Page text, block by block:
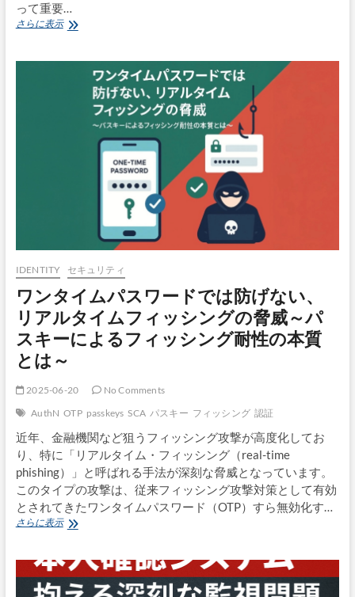
って重要…
さらに表示英
王
が
裁
可：
ジ
タ
ア
デ
ン
ィ
テ
の
大
き
な
IDENTITY セキュリティ
ワンタイムパスワードでは防げない、
リアルタイムフィッシングの脅威～パ
スキーによるフィッシング耐性の本質
とは～
2025-06-20
No Comments
AuthN OTP passkeys SCA パスキー フィッシング 認証
近年、金融機関など狙うフィッシング攻撃が高度化してお
り、特に「リアルタイム・フィッシング（real-time
phishing）」と呼ばれる手法が深刻な脅威となっています。
このタイプの攻撃は、従来フィッシング攻撃対策として有効
とされてきたワンタイムパスワード（OTP）すら無効化す…
さらに表示ワ
イ
ム
パ